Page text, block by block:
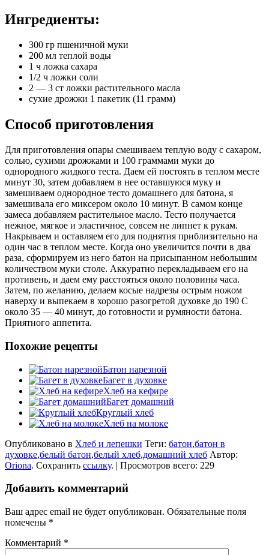
Ингредиенты:
300 гр пшеничной муки
200 мл теплой воды
1 ч ложка сахара
1/2 ч ложки соли
2 — 3 ст ложки растительного масла
сухие дрожжи 1 пакетик (11 грамм)
Способ приготовления
Для приготовления опары смешиваем теплую воду с сахаром,
солью, сухими дрожжами и 100 граммами муки до
однородного жидкого теста. Даем ей постоять в теплом месте
минут 30, затем добавляем в нее оставшуюся муку и
замешиваем однородное тесто домашнего для батона, я
замешивала его миксером около 10 минут. В самом конце
замеса добавляем растительное масло. Тесто получается
нежное, мягкое и эластичное, совсем не липнет к рукам.
Накрываем и оставляем его для поднятия приблизительно на
один час в теплом месте. Когда оно увеличится почти в два
раза, сформируем из него батон на присыпанном небольшим
количеством муки столе. Аккуратно перекладываем его на
противень, и даем ему расстояться около половины часа.
Затем, по желанию, делаем косые надрезы острым ножом
наверху и выпекаем в хорошо разогретой духовке до 190 С
около 35 — 40 минут, до готовности и румяности батона.
Приятного аппетита.
Похожие рецепты
Батон нарезной
Багет в духовке
Хлеб на кефире
Багет домашний
Круглый хлеб
Хлеб на молоке
Опубликовано в Хлеб и лепешки Теги: батон,батон в
духовке,белый батон,белый хлеб,домашний хлеб Автор:
Oriona. Сохранить ссылку. | Просмотров всего: 229
Добавить комментарий
Ваш адрес email не будет опубликован. Обязательные поля
помечены *
Комментарий *